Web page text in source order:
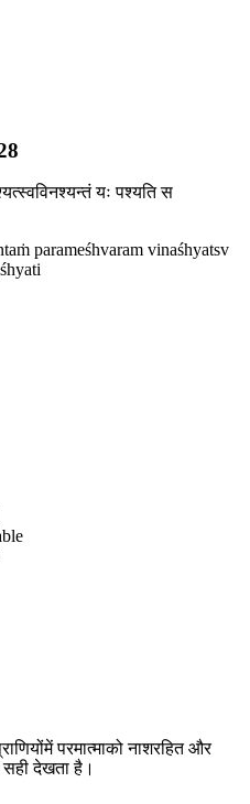
यः पश्यति स
parameśhvaram vinaśhyatsv
परमात्माको नाशरहित और
देखता है।